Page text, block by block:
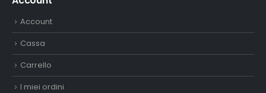
Account
Cassa
Carrello
I miei ordini